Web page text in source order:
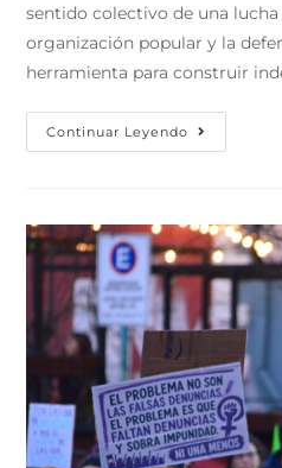
sentido colectivo de una lucha
organización popular y la
herramienta para construir
Continuar Leyendo